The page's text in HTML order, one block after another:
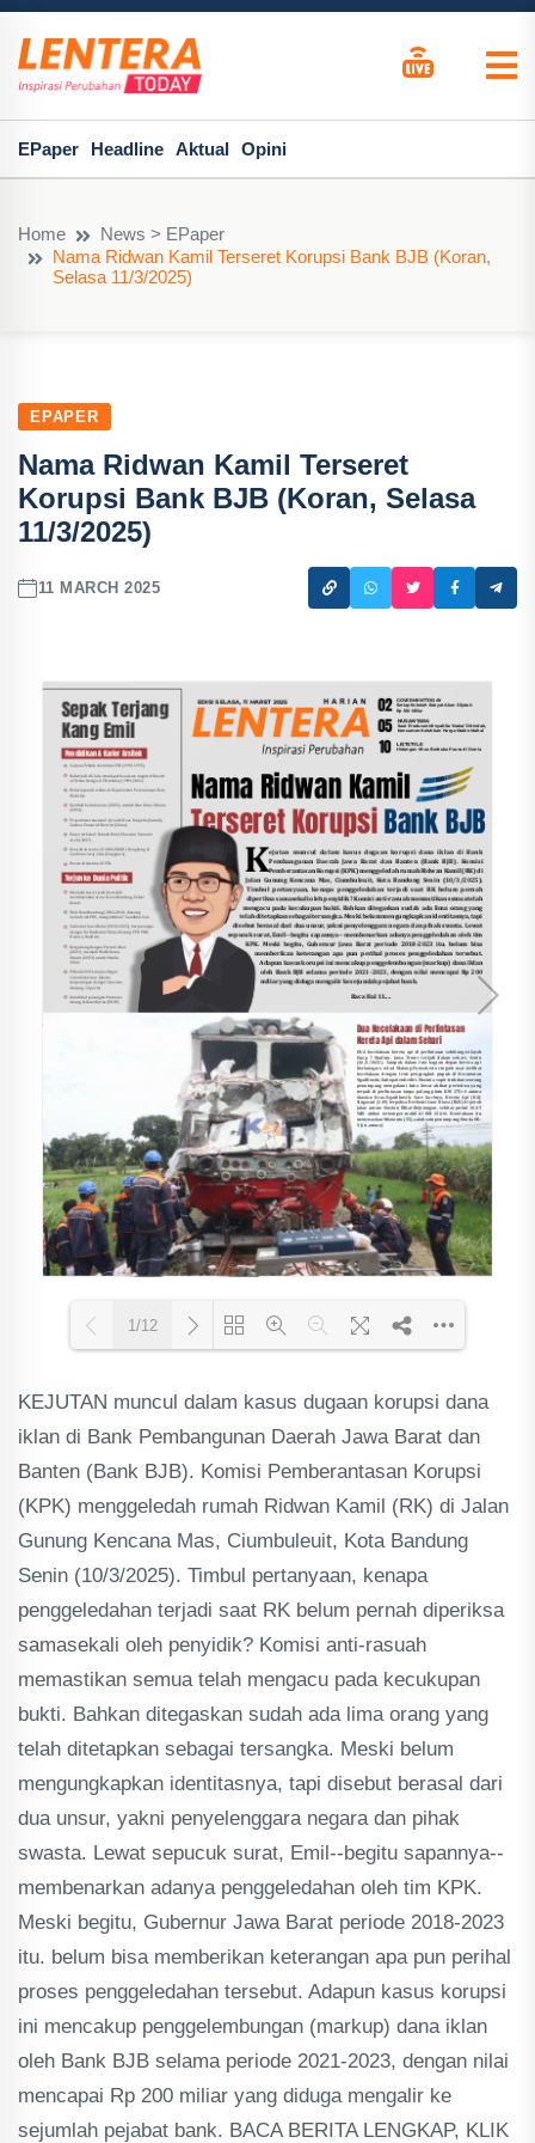
EPaper Headline Aktual Opini
Home
News > EPaper
Nama Ridwan Kamil Terseret Korupsi Bank BJB (Koran,
Selasa 11/3/2025)
EPAPER
Nama Ridwan Kamil Terseret
Korupsi Bank BJB (Koran, Selasa
11/3/2025)
11 MARCH 2025
Loading PDF 51% ...
1/12
KEJUTAN muncul dalam kasus dugaan korupsi dana
iklan di Bank Pembangunan Daerah Jawa Barat dan
Banten (Bank BJB). Komisi Pemberantasan Korupsi
(KPK) menggeledah rumah Ridwan Kamil (RK) di Jalan
Gunung Kencana Mas, Ciumbuleuit, Kota Bandung
Senin (10/3/2025). Timbul pertanyaan, kenapa
penggeledahan terjadi saat RK belum pernah diperiksa
samasekali oleh penyidik? Komisi anti-rasuah
memastikan semua telah mengacu pada kecukupan
bukti. Bahkan ditegaskan sudah ada lima orang yang
telah ditetapkan sebagai tersangka. Meski belum
mengungkapkan identitasnya, tapi disebut berasal dari
dua unsur, yakni penyelenggara negara dan pihak
swasta. Lewat sepucuk surat, Emil--begitu sapannya--
membenarkan adanya penggeledahan oleh tim KPK.
Meski begitu, Gubernur Jawa Barat periode 2018-2023
itu. belum bisa memberikan keterangan apa pun perihal
proses penggeledahan tersebut. Adapun kasus korupsi
ini mencakup penggelembungan (markup) dana iklan
oleh Bank BJB selama periode 2021-2023, dengan nilai
mencapai Rp 200 miliar yang diduga mengalir ke
sejumlah pejabat bank. BACA BERITA LENGKAP, KLIK